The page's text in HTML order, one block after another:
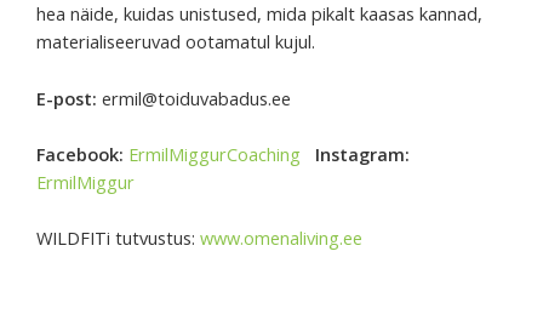
hea näide, kuidas unistused, mida pikalt kaasas kannad,
materialiseeruvad ootamatul kujul.
E-post: ermil@toiduvabadus.ee
Facebook: ErmilMiggurCoaching
Instagram:
ErmilMiggur
WILDFITi tutvustus: www.omenaliving.ee